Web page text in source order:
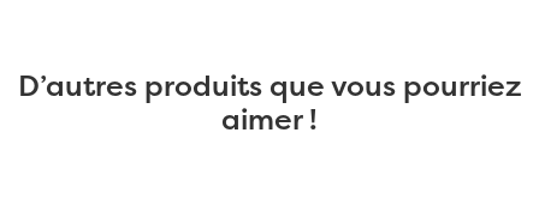
D’autres produits que vous pourriez
aimer !